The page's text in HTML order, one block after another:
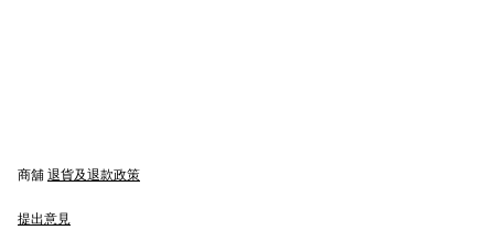
商舖 退貨及退款政策
提出意見